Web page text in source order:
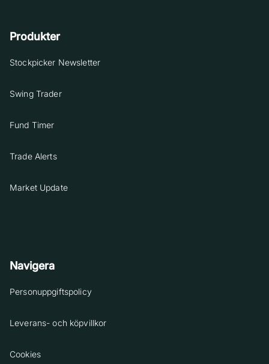
Produkter
Stockpicker Newsletter
Swing Trader
Fund Timer
Trade Alerts
Market Update
Navigera
Personuppgiftspolicy
Leverans- och köpvillkor
Cookies